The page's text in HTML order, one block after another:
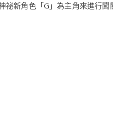
祕新角色「G」為主角來進行